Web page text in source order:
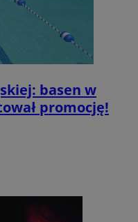
basen w
promocję!